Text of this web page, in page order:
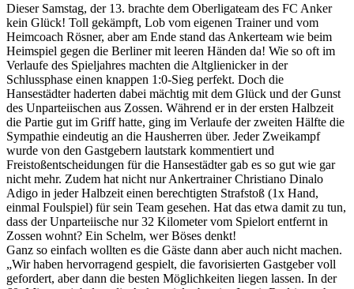
Dieser Samstag, der 13. brachte dem Oberligateam des FC Anker
kein Glück! Toll gekämpft, Lob vom eigenen Trainer und vom
Heimcoach Rösner, aber am Ende stand das Ankerteam wie beim
Heimspiel gegen die Berliner mit leeren Händen da! Wie so oft im
Verlaufe des Spieljahres machten die Altglienicker in der
Schlussphase einen knappen 1:0-Sieg perfekt. Doch die
Hansestädter haderten dabei mächtig mit dem Glück und der Gunst
des Unparteiischen aus Zossen. Während er in der ersten Halbzeit
die Partie gut im Griff hatte, ging im Verlaufe der zweiten Hälfte die
Sympathie eindeutig an die Hausherren über. Jeder Zweikampf
wurde von den Gastgebern lautstark kommentiert und
Freistoßentscheidungen für die Hansestädter gab es so gut wie gar
nicht mehr. Zudem hat nicht nur Ankertrainer Christiano Dinalo
Adigo in jeder Halbzeit einen berechtigten Strafstoß (1x Hand,
einmal Foulspiel) für sein Team gesehen. Hat das etwa damit zu tun,
dass der Unparteiische nur 32 Kilometer vom Spielort entfernt in
Zossen wohnt? Ein Schelm, wer Böses denkt!
Ganz so einfach wollten es die Gäste dann aber auch nicht machen.
„Wir haben hervorragend gespielt, die favorisierten Gastgeber voll
gefordert, aber dann die besten Möglichkeiten liegen lassen. In der